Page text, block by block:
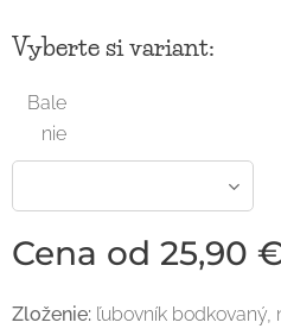
Vyberte si variant:
Bale
nie
Cena od 25,90
Zloženie: ľubovník bodkovaný,